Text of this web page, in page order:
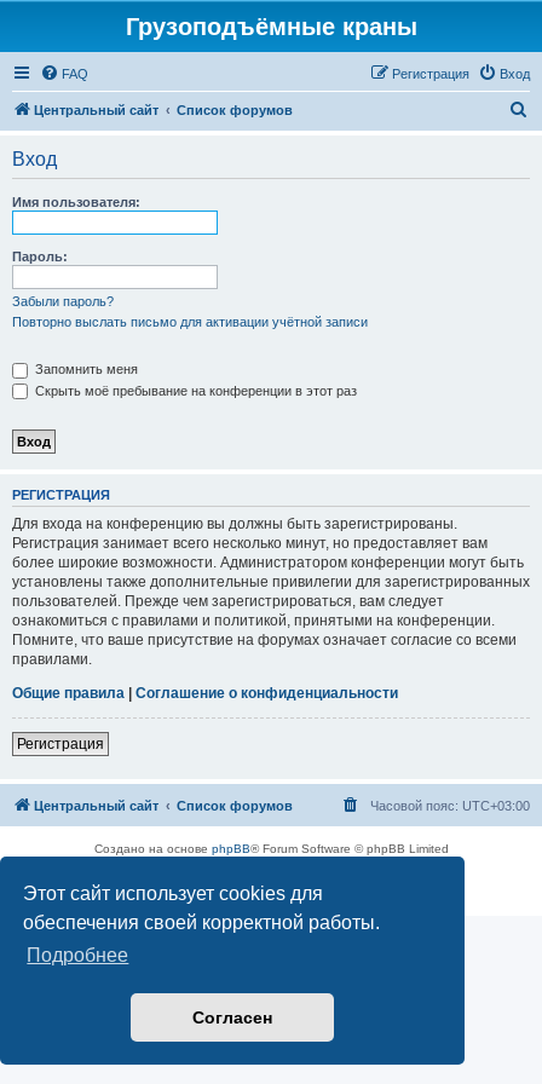
Этот сайт использует cookies для
обеспечения своей корректной работы.
Подробнее
Согласен
Грузоподъёмные краны
FAQ Вход
Регистрация
Центральный сайт Список форумов
Вход
Имя пользователя:
Пароль:
Забыли пароль?
Повторно выслать письмо для активации учётной записи
Запомнить меня
Скрыть моё пребывание на конференции в этот раз
РЕГИСТРАЦИЯ
Для входа на конференцию вы должны быть зарегистрированы.
Регистрация занимает всего несколько минут, но предоставляет вам
более широкие возможности. Администратором конференции могут быть
установлены также дополнительные привилегии для зарегистрированных
пользователей. Прежде чем зарегистрироваться, вам следует
ознакомиться с правилами и политикой, принятыми на конференции.
Помните, что ваше присутствие на форумах означает согласие со всеми
правилами.
Общие правила | Соглашение о конфиденциальности
Регистрация
Центральный сайт Список форумов Часовой пояс: UTC+03:00
Создано на основе phpBB® Forum Software © phpBB Limited
Конфиденциальность|Правила